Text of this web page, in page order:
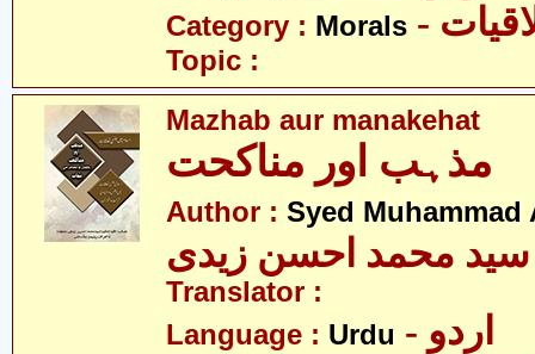
Category : Morals
Topic :
Mazhab aur manakehat
مذہب اور مناکحت
Author : Syed Muhammad
سید محمد احسن زیدی
Translator :
Language : Urdu - اردو